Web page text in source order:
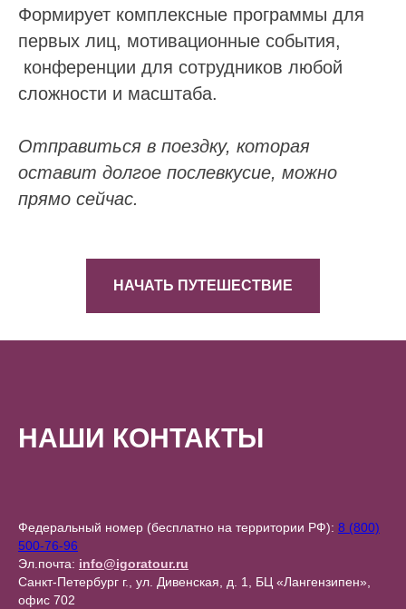
Формирует комплексные программы для
первых лиц, мотивационные события,
конференции для сотрудников любой
сложности и масштаба.
Отправиться в поездку, которая
оставит долгое послевкусие, можно
прямо сейчас.
НАЧАТЬ ПУТЕШЕСТВИЕ
НАШИ КОНТАКТЫ
Федеральный номер (бесплатно на территории РФ): 8 (800)
500-76-96
Эл.почта: info@igoratour.ru
Санкт-Петербург г., ул. Дивенская, д. 1, БЦ «Лангензипен»,
офис 702